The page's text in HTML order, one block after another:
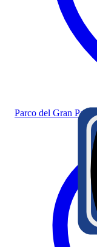
Parco del Gran